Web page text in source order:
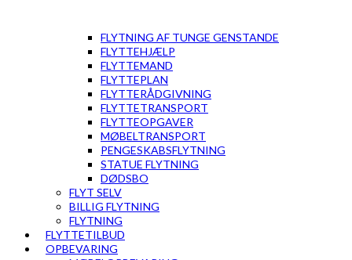
FLYTNING AF TUNGE GENSTANDE
FLYTTEHJÆLP
FLYTTEMAND
FLYTTEPLAN
FLYTTERÅDGIVNING
FLYTTETRANSPORT
FLYTTEOPGAVER
MØBELTRANSPORT
PENGESKABSFLYTNING
STATUE FLYTNING
DØDSBO
FLYT SELV
BILLIG FLYTNING
FLYTNING
FLYTTETILBUD
OPBEVARING